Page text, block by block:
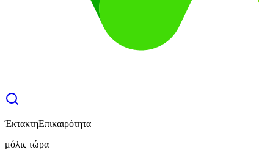
ΈκτακτηΕπικαιρότητα
μόλις τώρα